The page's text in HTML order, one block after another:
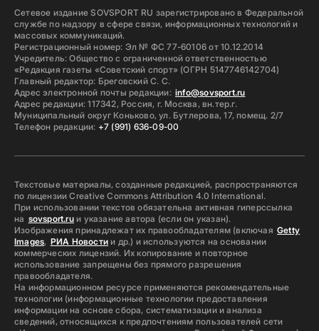
Сетевое издание SOVSPORT RU зарегистрировано в Федеральной
службе по надзору в сфере связи, информационных технологий и
массовых коммуникаций.
Регистрационный номер: Эл № ФС 77-60106 от 10.12.2014
Учредитель: Общество с ограниченной ответственностью
«Редакция газеты «Советский спорт» (ОГРН 5147746142704)
Главный редактор: Бреговский С. С.
Адрес электронной почты редакции: info@sovsport.ru
Адрес редакции: 117342, Россия, г. Москва, вн.тер.г.
Муниципальный округ Коньково, ул. Бутлерова, 17, помещ. 2/7
Телефон редакции: +7 (991) 636-09-00
Текстовые материалы, созданные редакцией, распространяются
по лицензии Creative Commons Attribution 4.0 International.
При использовании текстов обязательна активная гиперссылка
на sovsport.ruи указание автора (если он указан).
Изображения принадлежат их правообладателям (включая Getty
Images, РИА Новостии др.) и используются на основании
коммерческих лицензий. Их копирование и повторное
использование запрещены без прямого разрешения
правообладателя.
На информационном ресурсе применяются рекомендательные
технологии (информационные технологии предоставления
информации на основе сбора, систематизации и анализа
сведений, относящихся к предпочтениям пользователей сети